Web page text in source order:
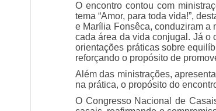
O encontro contou com
tema “Amor, para toda vida!”,
e Marília Fonsêca, conduziram a
cada área da vida conjugal. Já o
orientações práticas sobre
reforçando o propósito de
Além das ministrações,
na prática, o propósito do
O Congresso Nacional de